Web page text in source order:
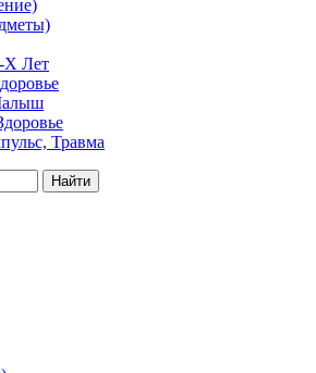
Х Лет
Травма
Найти